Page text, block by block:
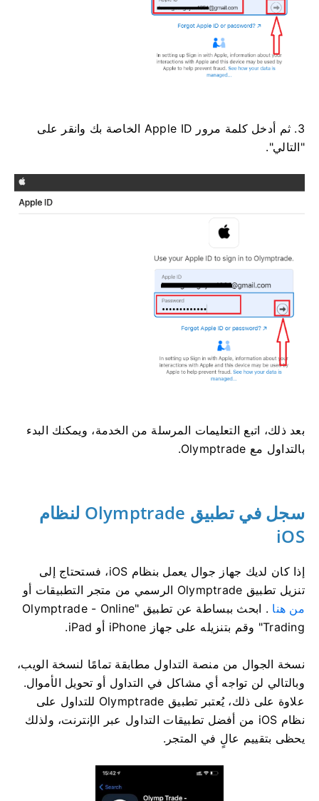
3. ثم أدخل كلمة مرور Apple ID الخاصة بك وانقر على
"التالي".
بعد ذلك، اتبع التعليمات المرسلة من الخدمة، ويمكنك البدء
بالتداول مع Olymptrade.
سجل في تطبيق Olymptrade لنظام
iOS
إذا كان لديك جهاز جوال يعمل بنظام iOS، فستحتاج إلى
تنزيل تطبيق Olymptrade الرسمي من متجر التطبيقات أو
من هنا
. ابحث ببساطة عن تطبيق "Olymptrade - Online
Trading" وقم بتنزيله على جهاز iPhone أو iPad.
نسخة الجوال من منصة التداول مطابقة تمامًا لنسخة الويب،
وبالتالي لن تواجه أي مشاكل في التداول أو تحويل الأموال.
علاوة على ذلك، يُعتبر تطبيق Olymptrade للتداول على
نظام iOS من أفضل تطبيقات التداول عبر الإنترنت، ولذلك
يحظى بتقييم عالٍ في المتجر.